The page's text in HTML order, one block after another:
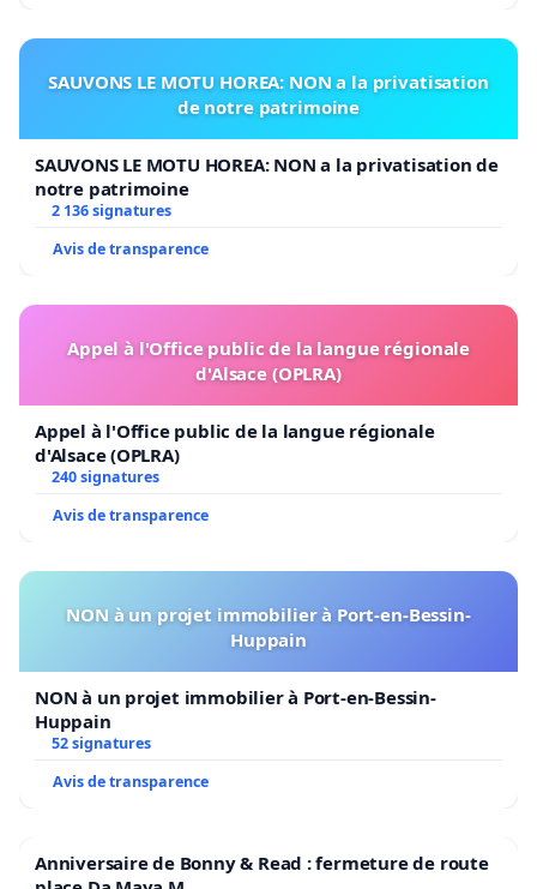
SAUVONS LE MOTU HOREA: NON a la privatisation
de notre patrimoine
SAUVONS LE MOTU HOREA: NON a la privatisation de
notre patrimoine
2 136 signatures
Avis de transparence
Appel à l'Office public de la langue régionale
d'Alsace (OPLRA)
Appel à l'Office public de la langue régionale
d'Alsace (OPLRA)
240 signatures
Avis de transparence
NON à un projet immobilier à Port-en-Bessin-
Huppain
NON à un projet immobilier à Port-en-Bessin-
Huppain
52 signatures
Avis de transparence
Anniversaire de Bonny & Read : fermeture de route